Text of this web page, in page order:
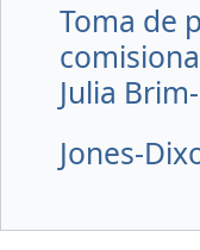
Toma de
Julia
Jones-